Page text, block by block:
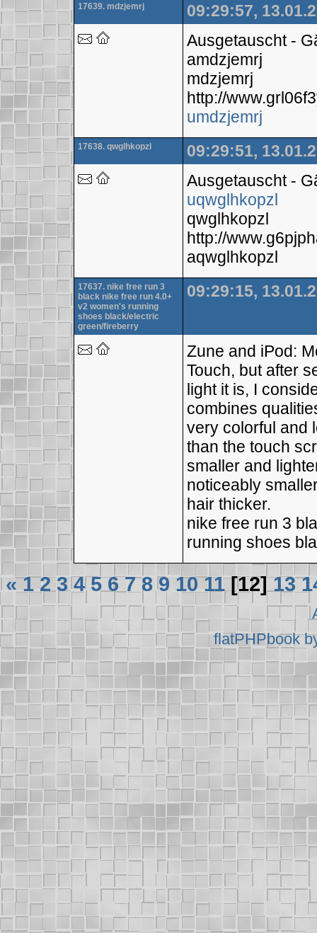
17639. mdzjemrj
09:29:57,
Ausgetauscht -
amdzjemrj
mdzjemrj
http://
umdzjemrj
17638. qwglhkopzl
09:29:51,
Ausgetauscht -
uqwglhkopzl
qwglhkopzl
http://
aqwglhkopzl
17637. nike free run 3
black nike free run 4.0+
v2 women's running
shoes black/electric
green/fireberry
09:29:15,
Zune and iPod:
Touch, but after
light it is, I
combines
very colorful and
than the touch
smaller and
noticeably
hair thicker.
nike free run 3
running shoes
« 1 2 3 4 5 6 7 8 9 10 11[12]13
flatPHPbook